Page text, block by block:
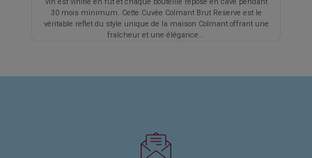
vin est vinifié en fût et chaque bouteille repose en cave pendant
30 mois minimum. Cette Cuvée Colmant Brut Reserve est le
véritable reflet du style unique de la maison Colmant offrant une
fraîcheur et une élégance...